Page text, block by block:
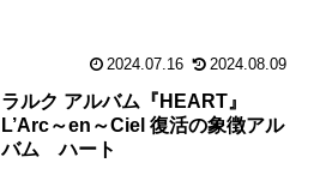
2024.07.16 2024.08.09
ラルク アルバム『HEART』
L’Arc～en～Ciel 復活の象徴アル
バム ハート